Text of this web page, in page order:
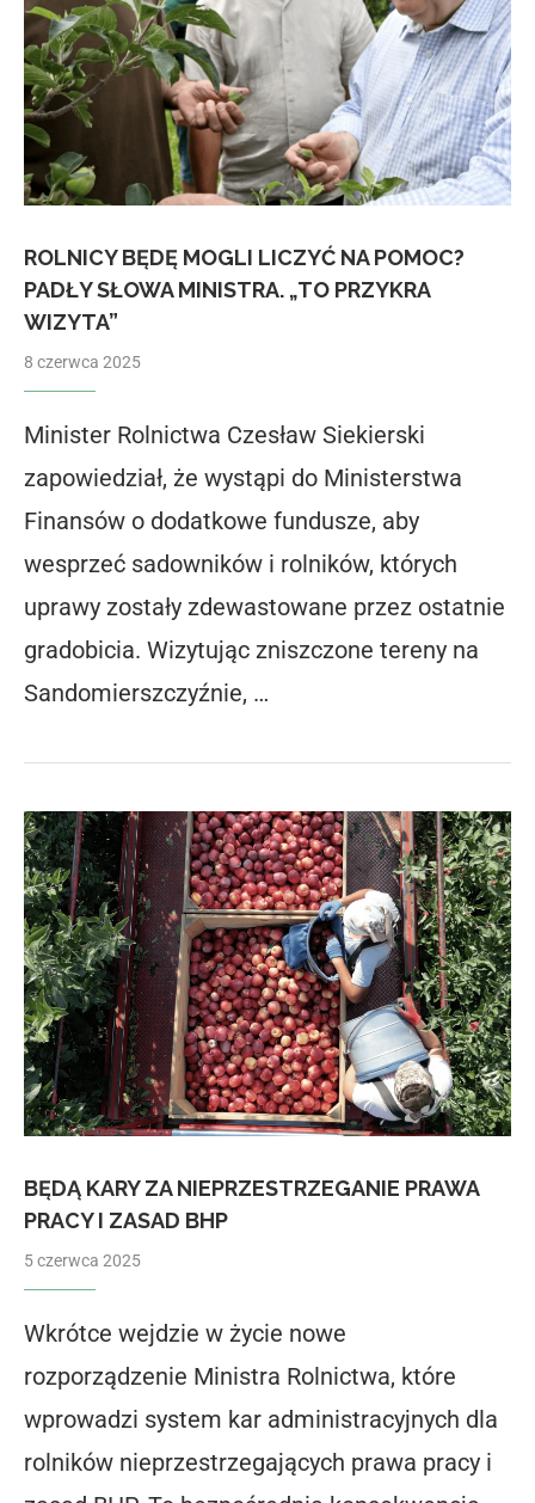
ROLNICY BĘDĘ MOGLI LICZYĆ NA POMOC?
PADŁY SŁOWA MINISTRA. „TO PRZYKRA
WIZYTA”
8 czerwca 2025
Minister Rolnictwa Czesław Siekierski
zapowiedział, że wystąpi do Ministerstwa
Finansów o dodatkowe fundusze, aby
wesprzeć sadowników i rolników, których
uprawy zostały zdewastowane przez ostatnie
gradobicia. Wizytując zniszczone tereny na
Sandomierszczyźnie, …
BĘDĄ KARY ZA NIEPRZESTRZEGANIE PRAWA
PRACY I ZASAD BHP
5 czerwca 2025
Wkrótce wejdzie w życie nowe
rozporządzenie Ministra Rolnictwa, które
wprowadzi system kar administracyjnych dla
rolników nieprzestrzegających prawa pracy i